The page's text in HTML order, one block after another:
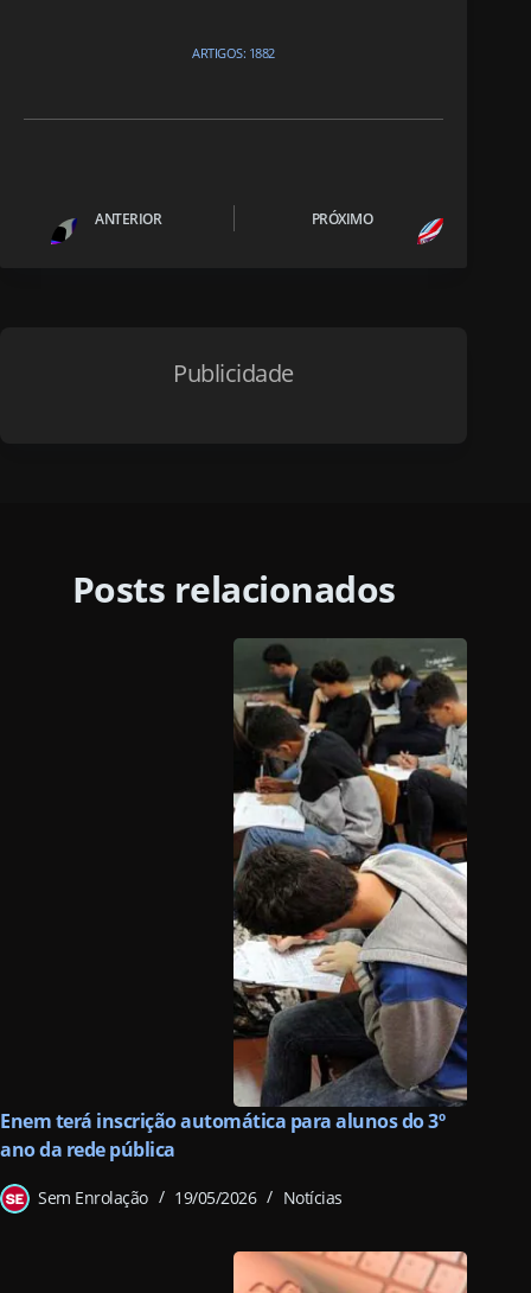
ARTIGOS: 1882
ANTERIOR PRÓXIMO
Publicidade
Posts relacionados
Enem terá inscrição automática para alunos do 3º
ano da rede pública
Sem Enrolação 19/05/2026 Notícias